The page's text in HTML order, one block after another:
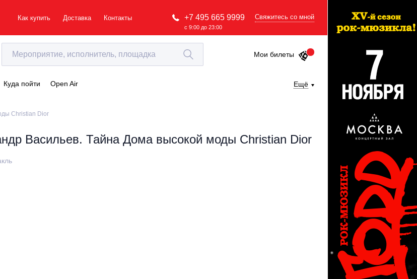
Как купить Доставка Контакты +7 495 665 9999
с 9:00 до 23:00
Свяжитесь со мной
Мои билеты
Куда пойти Open Air Ещё
Christian Dior
Васильев. Тайна Дома высокой моды Christian Dior